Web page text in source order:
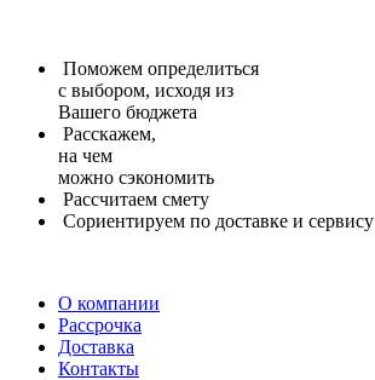
Поможем определиться
с выбором, исходя из
Вашего бюджета
Расскажем,
на чем
можно сэкономить
Рассчитаем смету
Сориентируем по доставке и сервису
О компании
Рассрочка
Доставка
Контакты